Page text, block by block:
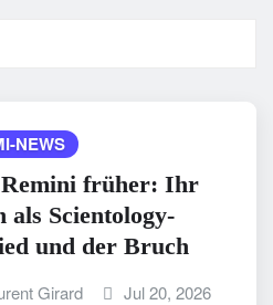
NEWS
früher: Ihr
als Scientology-
und der Bruch
Girard Jul 20, 2026